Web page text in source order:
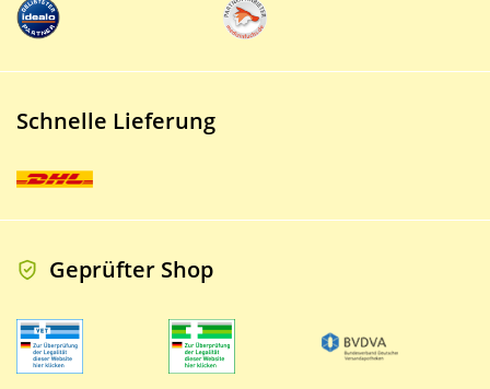
Schnelle Lieferung
Geprüfter Shop